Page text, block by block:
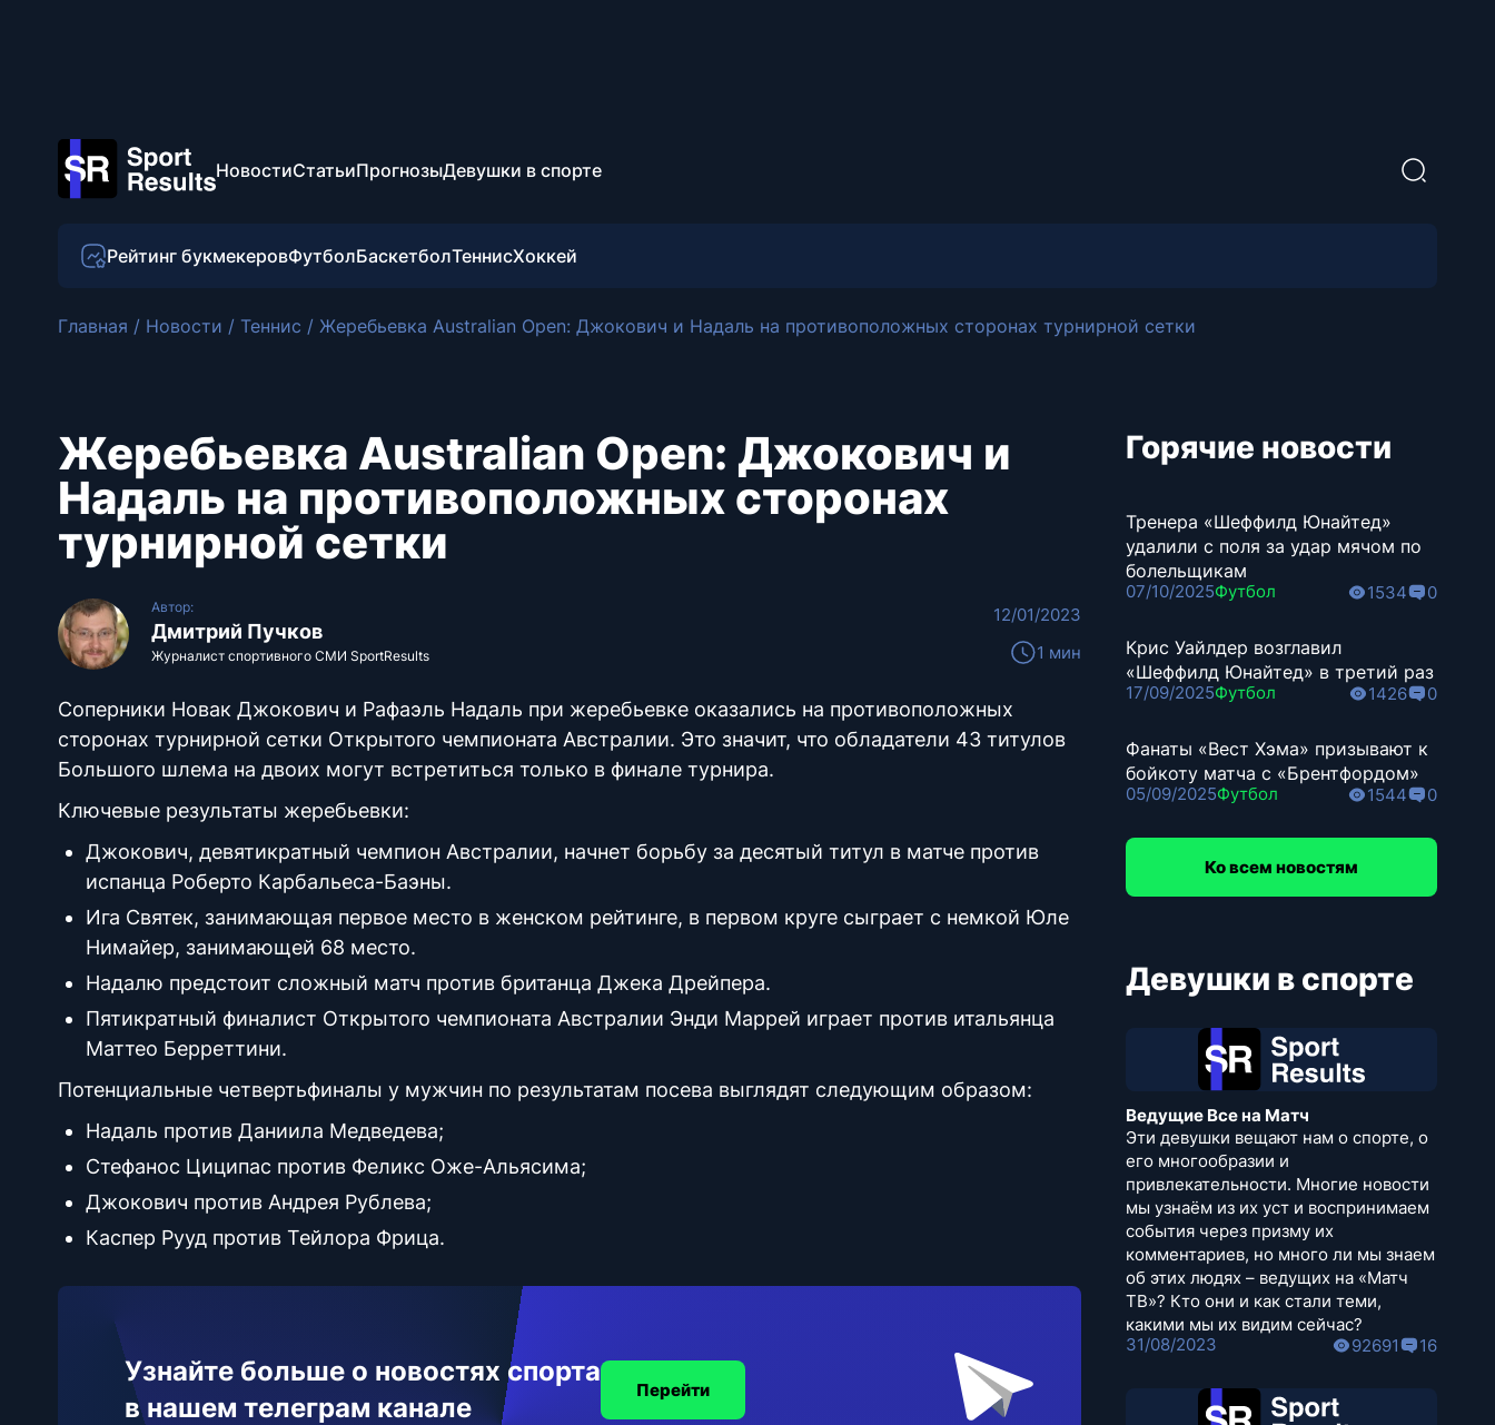
НовостиСтатьиПрогнозыДевушки в спорте
Рейтинг букмекеровФутболБаскетболТеннисХоккей
Главная / Новости / Теннис / Жеребьевка Australian Open: Джокович и Надаль на противоположных сторонах турнирной сетки
Жеребьевка Australian Open: Джокович и
Надаль на противоположных сторонах
турнирной сетки
Автор:
Дмитрий Пучков
Журналист спортивного СМИ SportResults
12/01/2023
1 мин
Соперники Новак Джокович и Рафаэль Надаль при жеребьевке оказались на противоположных
сторонах турнирной сетки Открытого чемпионата Австралии. Это значит, что обладатели 43 титулов
Большого шлема на двоих могут встретиться только в финале турнира.
Ключевые результаты жеребьевки:
Джокович, девятикратный чемпион Австралии, начнет борьбу за десятый титул в матче против
испанца Роберто Карбальеса-Баэны.
Ига Святек, занимающая первое место в женском рейтинге, в первом круге сыграет с немкой Юле
Нимайер, занимающей 68 место.
Надалю предстоит сложный матч против британца Джека Дрейпера.
Пятикратный финалист Открытого чемпионата Австралии Энди Маррей играет против итальянца
Маттео Берреттини.
Потенциальные четвертьфиналы у мужчин по результатам посева выглядят следующим образом:
Надаль против Даниила Медведева;
Стефанос Циципас против Феликс Оже-Альясима;
Джокович против Андрея Рублева;
Каспер Рууд против Тейлора Фрица.
Узнайте больше о новостях спорта
в нашем телеграм канале
Перейти
Горячие новости
Тренера «Шеффилд Юнайтед»
удалили с поля за удар мячом по
болельщикам
07/10/2025Футбол 1534 0
Крис Уайлдер возглавил
«Шеффилд Юнайтед» в третий раз
17/09/2025Футбол 1426 0
Фанаты «Вест Хэма» призывают к
бойкоту матча с «Брентфордом»
05/09/2025Футбол 1544 0
Ко всем новостям
Девушки в спорте
Ведущие Все на Матч
Эти девушки вещают нам о спорте, о
его многообразии и
привлекательности. Многие новости
мы узнаём из их уст и воспринимаем
события через призму их
комментариев, но много ли мы знаем
об этих людях – ведущих на «Матч
ТВ»? Кто они и как стали теми,
какими мы их видим сейчас?
31/08/2023
92691 16